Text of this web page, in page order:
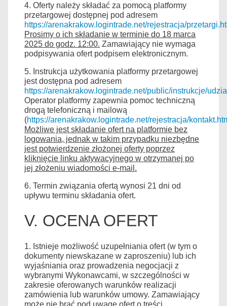
4. Oferty należy składać za pomocą platformy
przetargowej dostępnej pod adresem
https://arenakrakow.logintrade.net/rejestracja/
Prosimy o ich składanie w terminie do 18 marca
2025 do godz. 12:00. Zamawiający nie wymaga
podpisywania ofert podpisem elektronicznym.
5. Instrukcja użytkowania platformy przetargowej
jest dostępna pod adresem
https://arenakrakow.logintrade.net/public/instrukcje/
Operator platformy zapewnia pomoc techniczną
drogą telefoniczną i mailową
(https://arenakrakow.logintrade.net/rejestracja/
Możliwe jest składanie ofert na platformie bez
logowania, jednak w takim przypadku niezbędne
jest potwierdzenie złożonej oferty poprzez
kliknięcie linku aktywacyjnego w otrzymanej po
jej złożeniu wiadomości e-mail.
6. Termin związania ofertą wynosi 21 dni od
upływu terminu składania ofert.
V. OCENA OFERT
1. Istnieje możliwość uzupełniania ofert (w tym o
dokumenty niewskazane w zaproszeniu) lub ich
wyjaśniania oraz prowadzenia negocjacji z
wybranymi Wykonawcami, w szczególności w
zakresie oferowanych warunków realizacji
zamówienia lub warunków umowy. Zamawiający
może nie brać pod uwagę ofert o treści